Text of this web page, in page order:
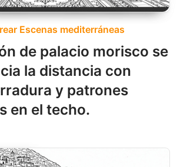
Escenas mediterráneas
de palacio morisco se
la distancia con
y patrones
en el techo.